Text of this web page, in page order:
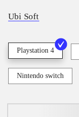
Ubi Soft
Playstation 4
Nintendo switch